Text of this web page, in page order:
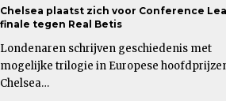
Chelsea plaatst zich voor Conference
finale tegen Real Betis
Londenaren schrijven geschiedenis met
mogelijke trilogie in Europese
Chelsea…